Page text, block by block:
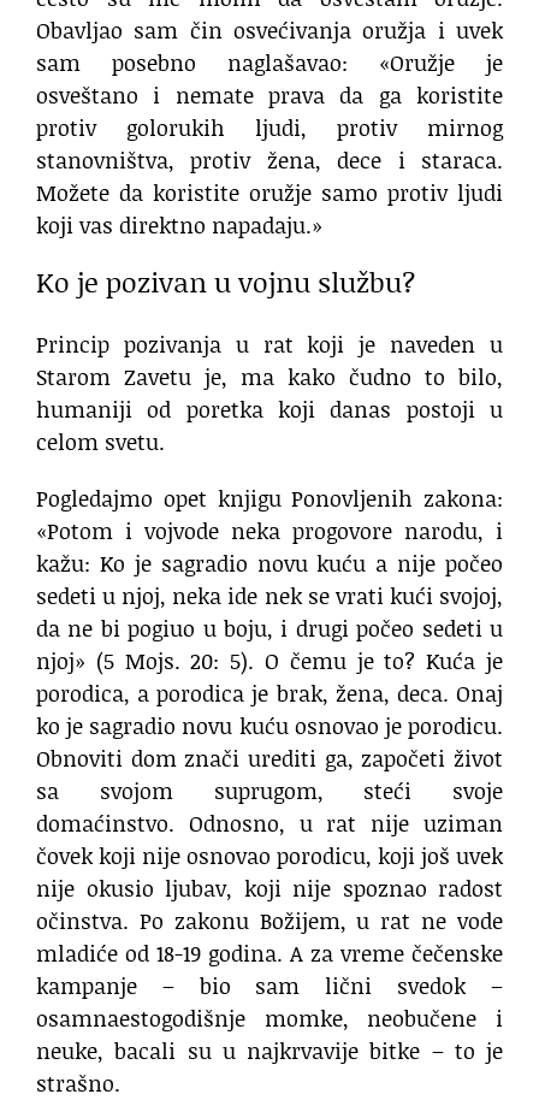
Obavljao sam čin osvećivanja oružja i uvek
sam posebno naglašavao: «Oružje je
osveštano i nemate prava da ga koristite
protiv golorukih ljudi, protiv mirnog
stanovništva, protiv žena, dece i staraca.
Možete da koristite oružje samo protiv ljudi
koji vas direktno napadaju.»
Ko je pozivan u vojnu službu?
Princip pozivanja u rat koji je naveden u
Starom Zavetu je, ma kako čudno to bilo,
humaniji od poretka koji danas postoji u
celom svetu.
Pogledajmo opet knjigu Ponovljenih zakona:
«Potom i vojvode neka progovore narodu, i
kažu: Ko je sagradio novu kuću a nije počeo
sedeti u njoj, neka ide nek se vrati kući svojoj,
da ne bi pogiuo u boju, i drugi počeo sedeti u
njoj» (5 Mojs. 20: 5). O čemu je to? Kuća je
porodica, a porodica je brak, žena, deca. Onaj
ko je sagradio novu kuću osnovao je porodicu.
Obnoviti dom znači urediti ga, započeti život
sa svojom suprugom, steći svoje
domaćinstvo. Odnosno, u rat nije uziman
čovek koji nije osnovao porodicu, koji još uvek
nije okusio ljubav, koji nije spoznao radost
očinstva. Po zakonu Božijem, u rat ne vode
mladiće od 18-19 godina. A za vreme čečenske
kampanje – bio sam lični svedok –
osamnaestogodišnje momke, neobučene i
neuke, bacali su u najkrvavije bitke – to je
strašno.